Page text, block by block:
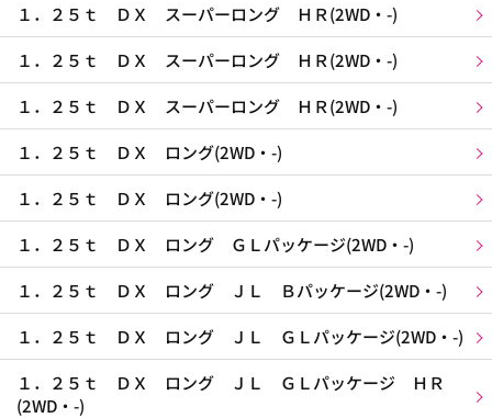
１．２５ｔ ＤＸ スーパーロング ＨＲ(2WD・-)
１．２５ｔ ＤＸ スーパーロング ＨＲ(2WD・-)
１．２５ｔ ＤＸ スーパーロング ＨＲ(2WD・-)
１．２５ｔ ＤＸ ロング(2WD・-)
１．２５ｔ ＤＸ ロング(2WD・-)
１．２５ｔ ＤＸ ロング ＧＬパッケージ(2WD・-)
１．２５ｔ ＤＸ ロング ＪＬ Ｂパッケージ(2WD・-)
１．２５ｔ ＤＸ ロング ＪＬ ＧＬパッケージ(2WD・-)
１．２５ｔ ＤＸ ロング ＪＬ ＧＬパッケージ ＨＲ
(2WD・-)